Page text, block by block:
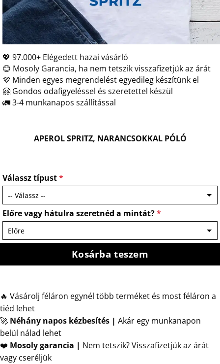
💖 97.000+ Elégedett hazai vásárló
😊 Mosoly Garancia, ha nem tetszik visszafizetjük az árát
💜 Minden egyes megrendelést egyedileg készítünk el
🤗 Gondos odafigyeléssel és szeretettel készül
🚛 3-4 munkanapos szállítással
APEROL SPRITZ, NARANCSOKKAL PÓLÓ
Válassz típust*
Előre vagy hátulra szeretnéd a mintát?*
Kosárba teszem
🔥 Vásárolj féláron egynél több terméket és most féláron a
tiéd lehet
🚀 Néhány napos kézbesítés | Akár egy munkanapon
belül nálad lehet
❤️ Mosoly garancia | Nem tetszik? Visszafizetjük az árát
vagy cseréljük